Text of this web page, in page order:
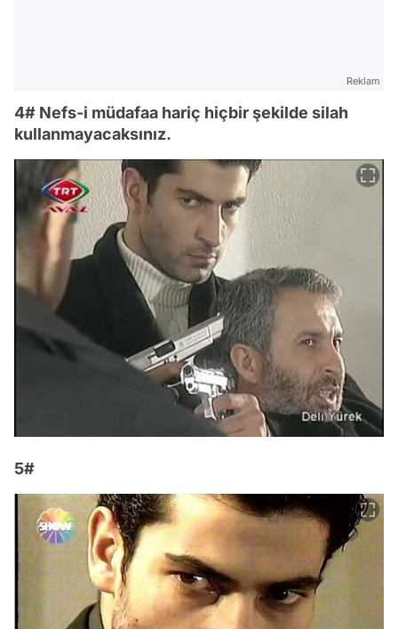
Reklam
4# Nefs-i müdafaa hariç hiçbir şekilde silah
kullanmayacaksınız.
5#